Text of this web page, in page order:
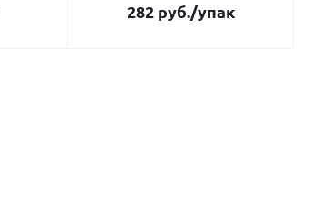
282руб./упак